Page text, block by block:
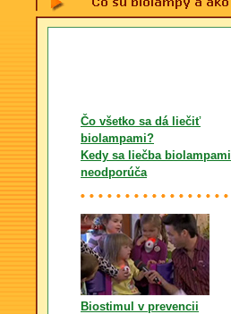
Čo všetko sa dá liečiť
biolampami?
Kedy sa liečba biolampami
neodporúča
Biostimul v prevencii